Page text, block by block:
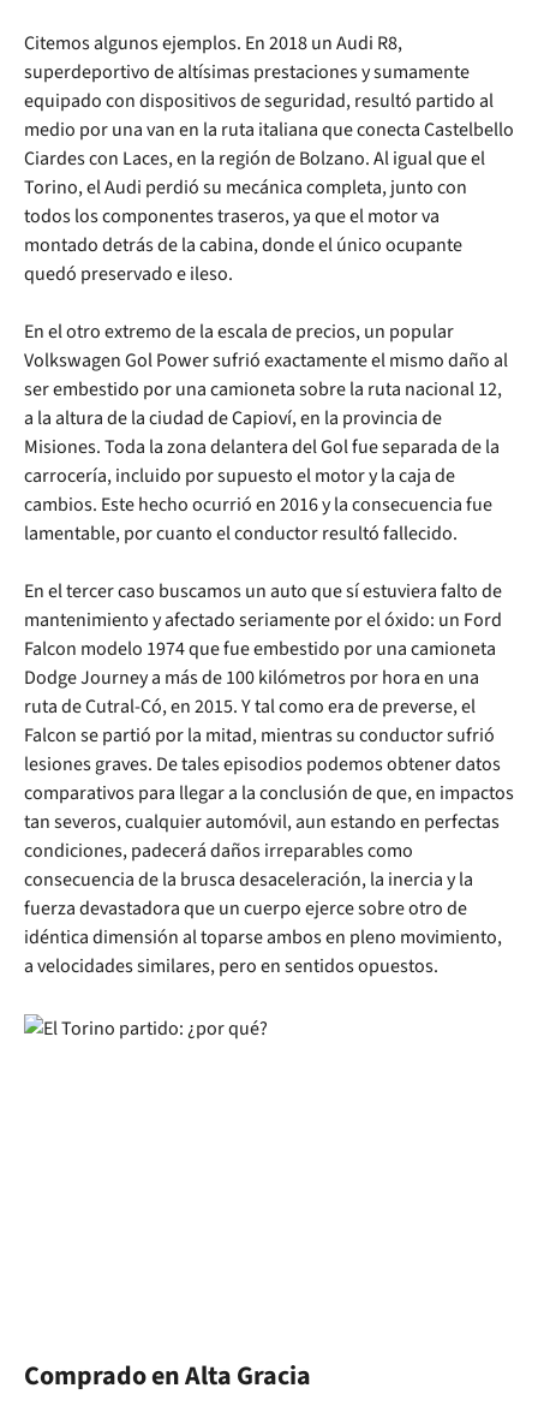
Citemos algunos ejemplos. En 2018 un Audi R8,
superdeportivo de altísimas prestaciones y sumamente
equipado con dispositivos de seguridad, resultó partido al
medio por una van en la ruta italiana que conecta Castelbello
Ciardes con Laces, en la región de Bolzano. Al igual que el
Torino, el Audi perdió su mecánica completa, junto con
todos los componentes traseros, ya que el motor va
montado detrás de la cabina, donde el único ocupante
quedó preservado e ileso.
En el otro extremo de la escala de precios, un popular
Volkswagen Gol Power sufrió exactamente el mismo daño al
ser embestido por una camioneta sobre la ruta nacional 12,
a la altura de la ciudad de Capioví, en la provincia de
Misiones. Toda la zona delantera del Gol fue separada de la
carrocería, incluido por supuesto el motor y la caja de
cambios. Este hecho ocurrió en 2016 y la consecuencia fue
lamentable, por cuanto el conductor resultó fallecido.
En el tercer caso buscamos un auto que sí estuviera falto de
mantenimiento y afectado seriamente por el óxido: un Ford
Falcon modelo 1974 que fue embestido por una camioneta
Dodge Journey a más de 100 kilómetros por hora en una
ruta de Cutral-Có, en 2015. Y tal como era de preverse, el
Falcon se partió por la mitad, mientras su conductor sufrió
lesiones graves. De tales episodios podemos obtener datos
comparativos para llegar a la conclusión de que, en impactos
tan severos, cualquier automóvil, aun estando en perfectas
condiciones, padecerá daños irreparables como
consecuencia de la brusca desaceleración, la inercia y la
fuerza devastadora que un cuerpo ejerce sobre otro de
idéntica dimensión al toparse ambos en pleno movimiento,
a velocidades similares, pero en sentidos opuestos.
Comprado en Alta Gracia